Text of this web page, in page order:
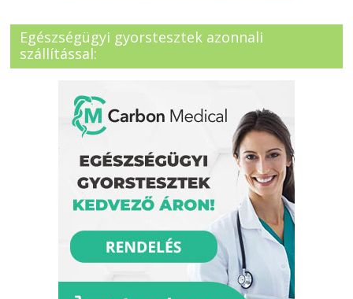
Egészségügyi gyorstesztek azonnali
szállítással: